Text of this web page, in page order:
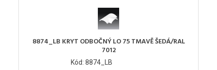
8874_LB KRYT ODBOČNÝ LO 75 TMAVĚ ŠEDÁ/RAL
7012
Kód: 8874_LB